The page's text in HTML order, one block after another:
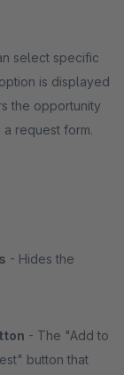
select specific
option is displayed
the opportunity
request form.
- Hides the
- The "Add to
button that